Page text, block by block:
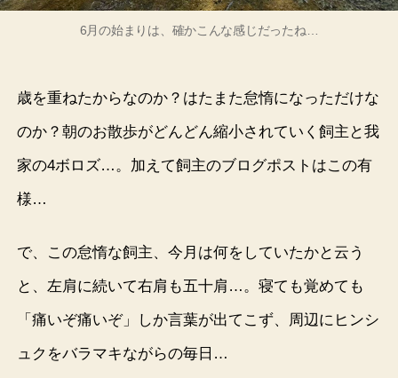
6月の始まりは、確かこんな感じだったね…
歳を重ねたからなのか？はたまた怠惰になっただけな
のか？朝のお散歩がどんどん縮小されていく飼主と我
家の4ボロズ…。加えて飼主のブログポストはこの有
様…
で、この怠惰な飼主、今月は何をしていたかと云う
と、左肩に続いて右肩も五十肩…。寝ても覚めても
「痛いぞ痛いぞ」しか言葉が出てこず、周辺にヒンシ
ュクをバラマキながらの毎日…